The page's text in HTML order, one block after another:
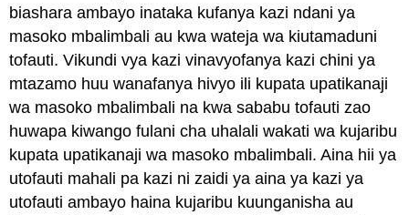
biashara ambayo inataka kufanya kazi ndani ya
masoko mbalimbali au kwa wateja wa kiutamaduni
tofauti. Vikundi vya kazi vinavyofanya kazi chini ya
mtazamo huu wanafanya hivyo ili kupata upatikanaji
wa masoko mbalimbali na kwa sababu tofauti zao
huwapa kiwango fulani cha uhalali wakati wa kujaribu
kupata upatikanaji wa masoko mbalimbali. Aina hii ya
utofauti mahali pa kazi ni zaidi ya aina ya kazi ya
utofauti ambayo haina kujaribu kuunganisha au